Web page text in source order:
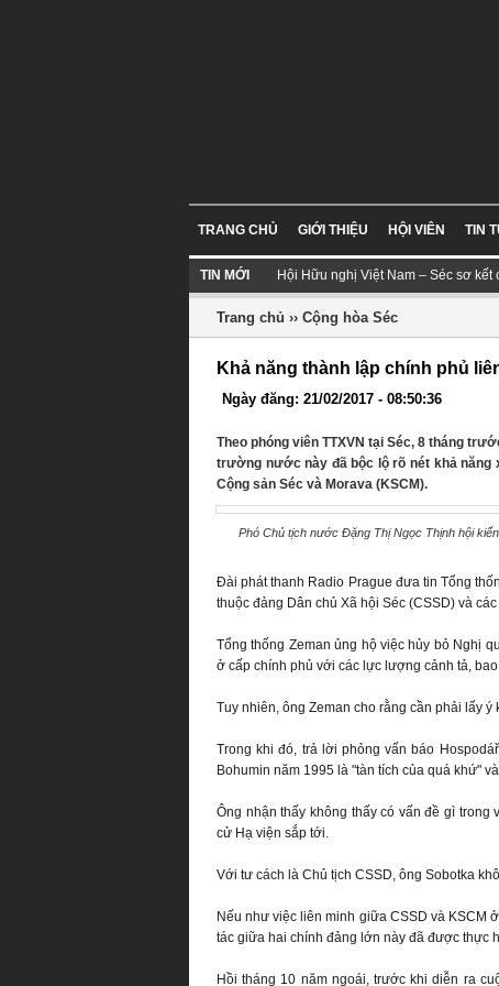
TRANG CHỦ GIỚI THIỆU HỘI VIÊN TIN
TIN MỚI Hội Hữu nghị Việt Nam – Séc sơ kết
Trang chủ ›› Cộng hòa Séc
Khả năng thành lập chính phủ
Ngày đăng: 21/02/2017 - 08:50:36
Theo phóng viên TTXVN tại Séc, 8 tháng
trường nước này đã bộc lộ rõ nét khả năng
Cộng sản Séc và Morava (KSCM).
Phó Chủ tịch nước Đặng Thị Ngọc Thịnh hội
Đài phát thanh Radio Prague đưa tin Tổng
thuộc đảng Dân chủ Xã hội Séc (CSSD) và
Tổng thống Zeman ủng hộ việc hủy bỏ Nghị
ở cấp chính phủ với các lực lượng cảnh tả,
Tuy nhiên, ông Zeman cho rằng cần phải lấy
Trong khi đó, trả lời phỏng vấn báo
Bohumin năm 1995 là "tàn tích của quá khứ"
Ông nhận thấy không thấy có vấn đề gì
cử Hạ viện sắp tới.
Với tư cách là Chủ tịch CSSD, ông Sobotka
Nếu như việc liên minh giữa CSSD và KSCM
tác giữa hai chính đảng lớn này đã được thực
Hồi tháng 10 năm ngoái, trước khi diễn ra